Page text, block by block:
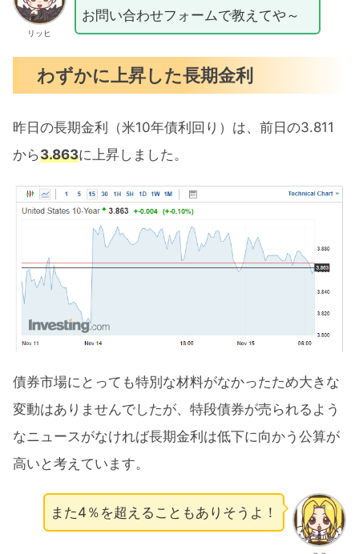
リッヒ
お問い合わせフォームで教えてや～
わずかに上昇した長期金利
昨日の長期金利（米10年債利回り）は、前日の3.811
から3.863に上昇しました。
債券市場にとっても特別な材料がなかったため大きな
変動はありませんでしたが、特段債券が売られるよう
なニュースがなければ長期金利は低下に向かう公算が
高いと考えています。
また4％を超えることもありそうよ！